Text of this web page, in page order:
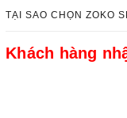
TẠI SAO CHỌN ZOKO
Khách hàng